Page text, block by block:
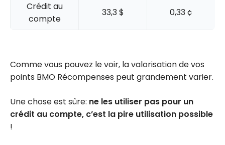
Crédit au
compte
33,3 $ 0,33 ¢
Comme vous pouvez le voir, la valorisation de vos
points BMO Récompenses peut grandement varier.
Une chose est sûre: ne les utiliser pas pour un
crédit au compte, c’est la pire utilisation possible
!